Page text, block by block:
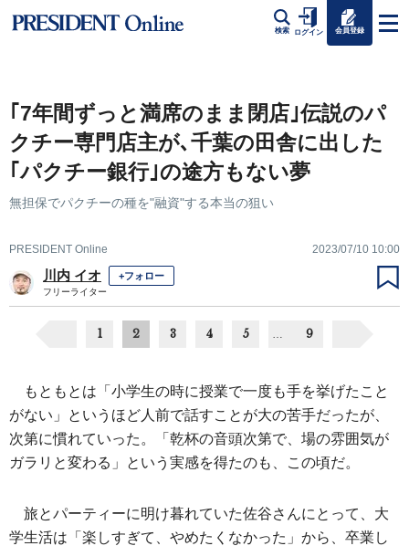
検索 ログイン 会員登録
｢7年間ずっと満席のまま閉店｣伝説のパ
クチー専門店主が､千葉の田舎に出した
｢パクチー銀行｣の途方もない夢
無担保でパクチーの種を"融資"する本当の狙い
PRESIDENT Online 2023/07/10 10:00
川内 イオ +フォロー
フリーライター
1 2 3 4 5 … 9
もともとは「小学生の時に授業で一度も手を挙げたこと
がない」というほど人前で話すことが大の苦手だったが、
次第に慣れていった。「乾杯の音頭次第で、場の雰囲気が
ガラリと変わる」という実感を得たのも、この頃だ。
旅とパーティーに明け暮れていた佐谷さんにとって、大
学生活は「楽しすぎて、やめたくなかった」から、卒業し